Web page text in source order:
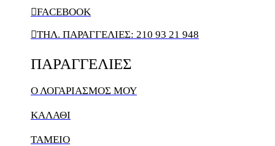
FACEBOOK
ΤΗΛ. ΠΑΡΑΓΓΕΛΙΕΣ: 210 93 21 948
ΠΑΡΑΓΓΕΛΙΕΣ
Ο ΛΟΓΑΡΙΑΣΜΌΣ ΜΟΥ
ΚΑΛΆΘΙ
ΤΑΜΕΙΟ